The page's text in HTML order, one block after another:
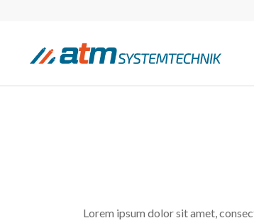
Lorem ipsum dolor sit amet,